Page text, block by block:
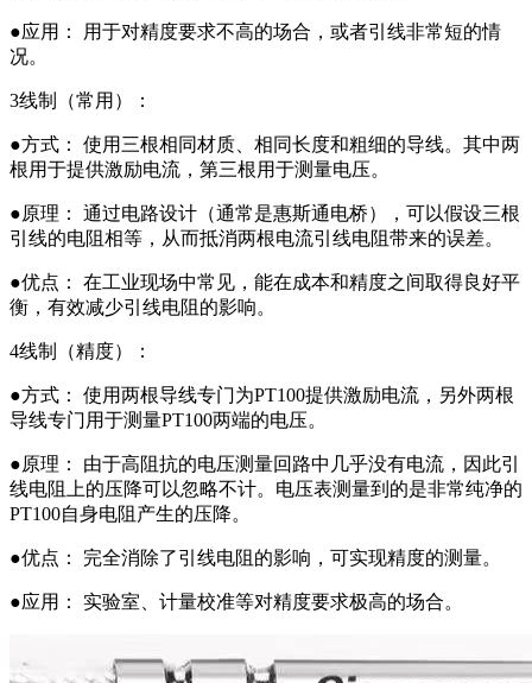
●应用： 用于对精度要求不高的场合，或者引线非常短的情
况。
3线制（常用）：
●方式： 使用三根相同材质、相同长度和粗细的导线。其中两
根用于提供激励电流，第三根用于测量电压。
●原理： 通过电路设计（通常是惠斯通电桥），可以假设三根
引线的电阻相等，从而抵消两根电流引线电阻带来的误差。
●优点： 在工业现场中常见，能在成本和精度之间取得良好平
衡，有效减少引线电阻的影响。
4线制（精度）：
●方式： 使用两根导线专门为PT100提供激励电流，另外两根
导线专门用于测量PT100两端的电压。
●原理： 由于高阻抗的电压测量回路中几乎没有电流，因此引
线电阻上的压降可以忽略不计。电压表测量到的是非常纯净的
PT100自身电阻产生的压降。
●优点： 完全消除了引线电阻的影响，可实现精度的测量。
●应用： 实验室、计量校准等对精度要求极高的场合。